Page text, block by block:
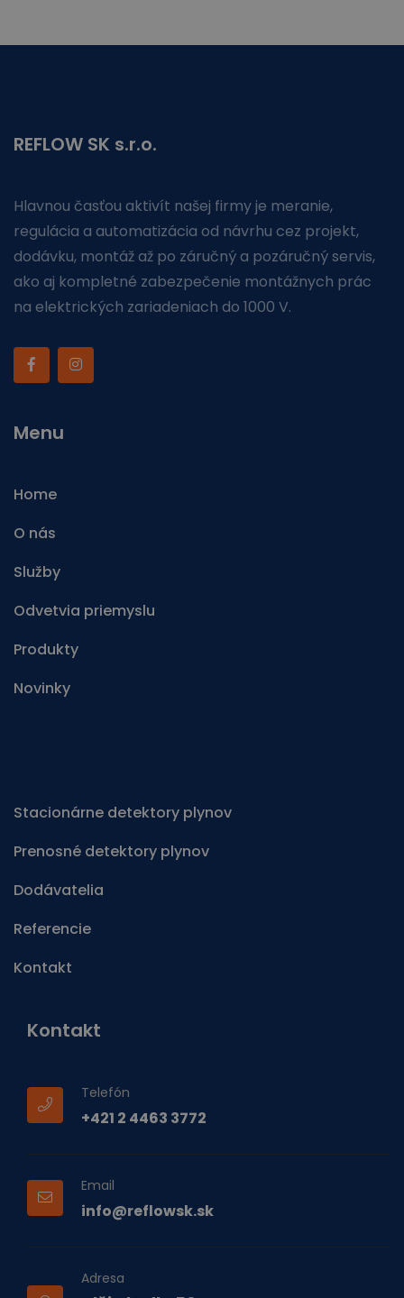
REFLOW SK s.r.o.
Hlavnou časťou aktivít našej firmy je meranie,
regulácia a automatizácia od návrhu cez projekt,
dodávku, montáž až po záručný a pozáručný servis,
ako aj kompletné zabezpečenie montážnych prác
na elektrických zariadeniach do 1000 V.
Menu
Home
O nás
Služby
Odvetvia priemyslu
Produkty
Novinky
Stacionárne detektory plynov
Prenosné detektory plynov
Dodávatelia
Referencie
Kontakt
Kontakt
Telefón
+421 2 4463 3772
Email
info@reflowsk.sk
Adresa